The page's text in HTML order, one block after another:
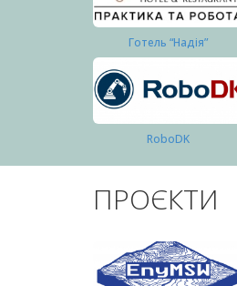
Готель “Надія”
RoboDK
ПРОЄКТИ